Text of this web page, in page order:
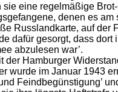
eine regelmäßige
denen es am
Russlandkarte, auf der
dafür gesorgt, dass dort
abzulesen war’.
der Hamburger
wurde im Januar 1943
Feindbegünstigung’